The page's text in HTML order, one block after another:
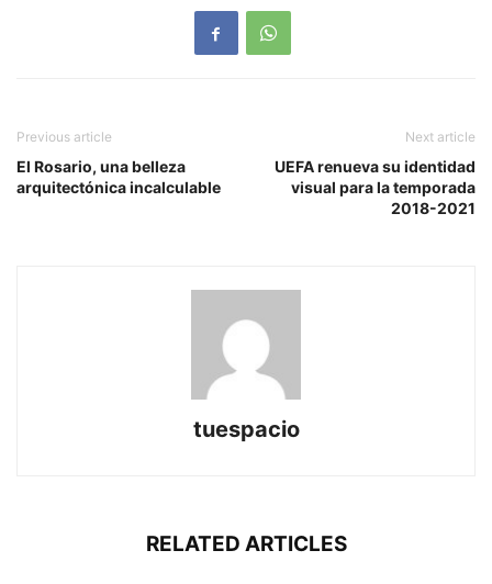
Previous article
El Rosario, una belleza
arquitectónica incalculable
Next article
UEFA renueva su identidad
visual para la temporada
2018-2021
tuespacio
RELATED ARTICLES